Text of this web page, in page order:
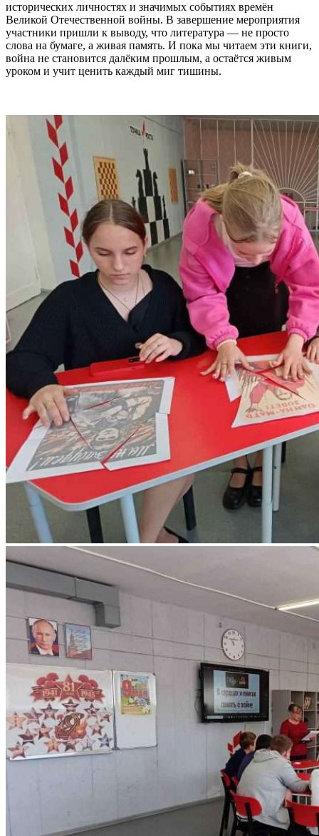
исторических личностях и значимых событиях времён
Великой Отечественной войны. В завершение мероприятия
участники пришли к выводу, что литература — не просто
слова на бумаге, а живая память. И пока мы читаем эти книги,
война не становится далёким прошлым, а остаётся живым
уроком и учит ценить каждый миг тишины.